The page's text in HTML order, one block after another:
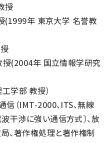
授
(1999年 東京大学 名誉教
(2004年 国立情報学研究
学部 教授）
信（IMT-2000、ITS、無線
干渉に強い通信方式〕、放
、著作権処理と著作権制